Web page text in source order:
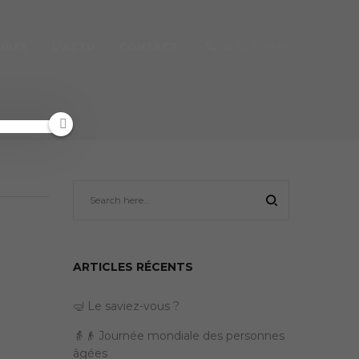
ARTICLES RÉCENTS
🤿 Le saviez-vous ?
👵👴 Journée mondiale des personnes
âgées